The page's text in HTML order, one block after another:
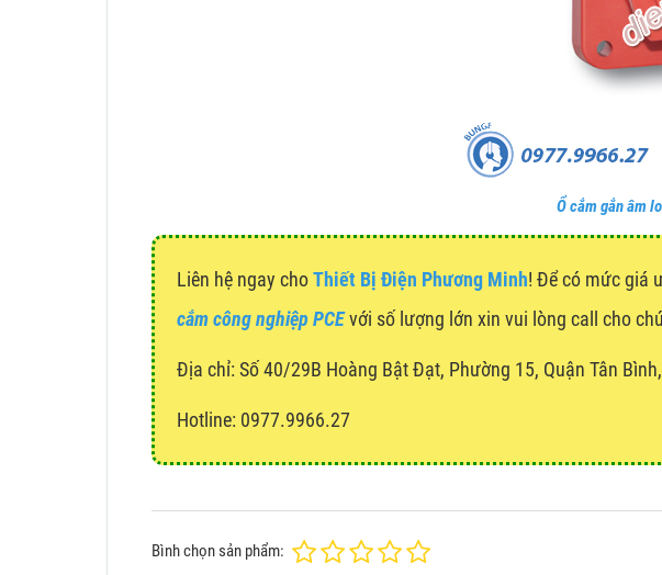
Ổ cắm gắn âm
Liên hệ ngay choThiết Bị Điện Phương Minh! Để có mức giá
cắm công nghiệp PCEvới số lượng lớn xin vui lòng call cho
Địa chỉ: Số 40/29B Hoàng Bật Đạt, Phường 15, Quận Tân
Hotline: 0977.9966.27
Bình chọn sản phẩm: